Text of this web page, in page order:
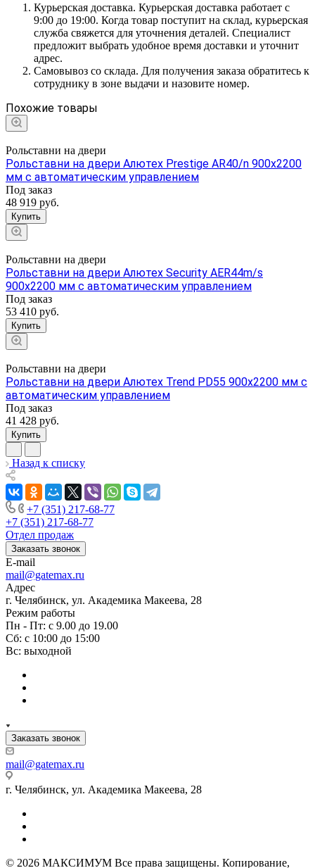
Курьерская доставка. Курьерская доставка работает с
9:00 до 19:00. Когда товар поступит на склад, курьерская
служба свяжется для уточнения деталей. Специалист
предложит выбрать удобное время доставки и уточнит
адрес.
Самовывоз со склада. Для получения заказа обратитесь к
сотруднику в зоне выдачи и назовите номер.
Похожие товары
Рольставни на двери
Рольставни на двери Алютех Prestige AR40/n 900x2200
мм с автоматическим управлением
Под заказ
48 919 руб.
Купить
Рольставни на двери
Рольставни на двери Алютех Security AER44m/s
900x2200 мм с автоматическим управлением
Под заказ
53 410 руб.
Купить
Рольставни на двери
Рольставни на двери Алютех Trend PD55 900x2200 мм с
автоматическим управлением
Под заказ
41 428 руб.
Купить
Назад к списку
+7 (351) 217-68-77
+7 (351) 217-68-77
Отдел продаж
Заказать звонок
E-mail
mail@gatemax.ru
Адрес
г. Челябинск, ул. Академика Макеева, 28
Режим работы
Пн - Пт: с 9.00 до 19.00
Сб: с 10:00 до 15:00
Вс: выходной
Заказать звонок
mail@gatemax.ru
г. Челябинск, ул. Академика Макеева, 28
© 2026 МАКСИМУМ Все права защищены. Копирование,